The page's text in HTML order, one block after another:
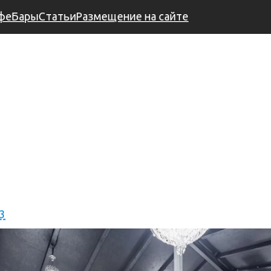
БарыСтатьиРазмещение на сайте